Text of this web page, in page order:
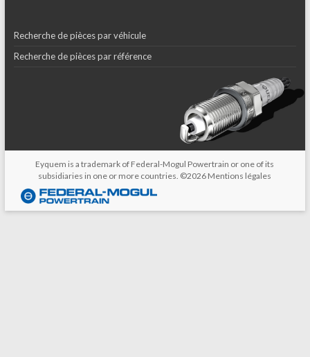
Recherche de pièces par véhicule
Recherche de pièces par référence
Eyquem is a trademark of Federal-Mogul Powertrain or one of its
subsidiaries in one or more countries. ©2026 Mentions légales